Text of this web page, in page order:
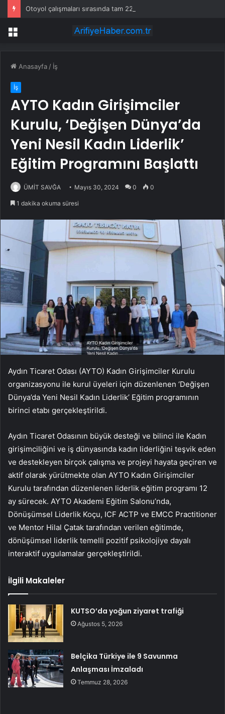
Otoyol çalışmaları sırasında tam 22 bin torba altın çıkarıldı
Menü
Anasayfa / İş
İş
AYTO Kadın Girişimciler
Kurulu, ‘Değişen Dünya’da
Yeni Nesil Kadın Liderlik’
Eğitim Programını Başlattı
ÜMİT SAVĞA Mayıs 30, 2024 0 0
1 dakika okuma süresi
Aydın Ticaret Odası (AYTO) Kadın Girişimciler Kurulu
organizasyonu ile kurul üyeleri için düzenlenen ‘Değişen
Dünya’da Yeni Nesil Kadın Liderlik’ Eğitim programının
birinci etabı gerçekleştirildi.
Aydın Ticaret Odasının büyük desteği ve bilinci ile Kadın
girişimciliğini ve iş dünyasında kadın liderliğini teşvik eden
ve destekleyen birçok çalışma ve projeyi hayata geçiren ve
aktif olarak yürütmekte olan AYTO Kadın Girişimciler
Kurulu tarafından düzenlenen liderlik eğitim programı 12
ay sürecek. AYTO Akademi Eğitim Salonu’nda,
Dönüşümsel Liderlik Koçu, ICF ACTP ve EMCC Practitioner
ve Mentor Hilal Çatak tarafından verilen eğitimde,
dönüşümsel liderlik temelli pozitif psikolojiye dayalı
interaktif uygulamalar gerçekleştirildi.
İlgili Makaleler
KUTSO’da yoğun ziyaret trafiği
Ağustos 5, 2026
Belçika Türkiye ile 9 Savunma
Anlaşması İmzaladı
Temmuz 28, 2026